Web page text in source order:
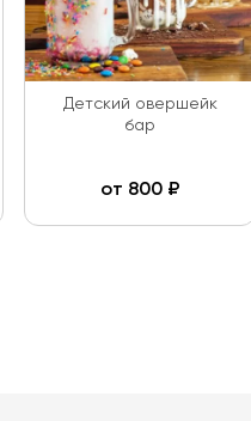
Детский овершейк
бар
от 800₽